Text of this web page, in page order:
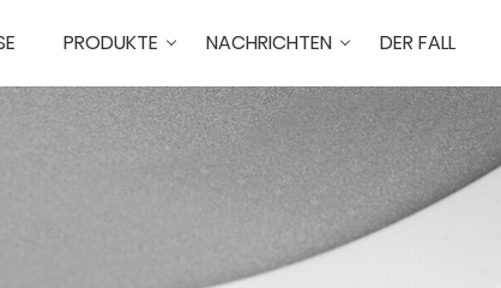
PRODUKTE NACHRICHTEN DER FALL